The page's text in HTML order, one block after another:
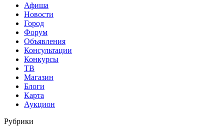
Афиша
Новости
Город
Форум
Объявления
Консультации
Конкурсы
ТВ
Магазин
Блоги
Карта
Аукцион
Рубрики